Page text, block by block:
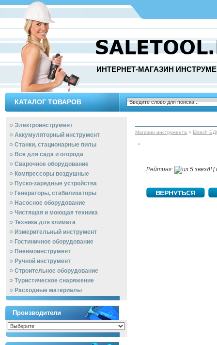
ИНТЕРНЕТ-МАГАЗИН
КАТАЛОГ ТОВАРОВ
Электроинструмент
Аккумуляторный инструмент
Станки, стационарные пилы
Все для сада и огорода
Сварочное оборудование
Компрессоры воздушные
Пуско-зарядные устройства
Генераторы, стабилизаторы
Насосное оборудование
Чистящая и моющая техника
Техника для климата
Измерительный инструмент
Гостиничное оборудование
Пневмоинструмент
Ручной инcтрумент
Строительное оборудование
Туристическое снаряжение
Расходные материалы
Производители
Магазин инструмента > Elitech
-
Рейтинг: [